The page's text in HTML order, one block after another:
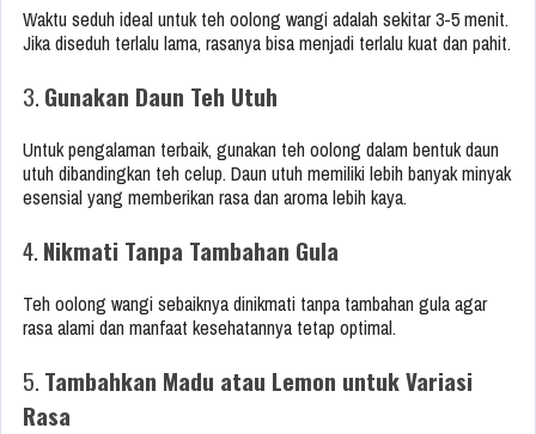
Waktu seduh ideal untuk teh oolong wangi adalah sekitar 3-5 menit.
Jika diseduh terlalu lama, rasanya bisa menjadi terlalu kuat dan pahit.
3. Gunakan Daun Teh Utuh
Untuk pengalaman terbaik, gunakan teh oolong dalam bentuk daun
utuh dibandingkan teh celup. Daun utuh memiliki lebih banyak minyak
esensial yang memberikan rasa dan aroma lebih kaya.
4. Nikmati Tanpa Tambahan Gula
Teh oolong wangi sebaiknya dinikmati tanpa tambahan gula agar
rasa alami dan manfaat kesehatannya tetap optimal.
5. Tambahkan Madu atau Lemon untuk Variasi
Rasa